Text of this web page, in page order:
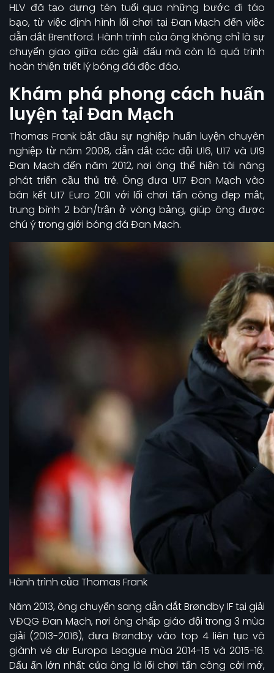
HLV đã tạo dựng tên tuổi qua những bước đi táo
bạo, từ việc định hình lối chơi tại Đan Mạch đến việc
dẫn dắt Brentford. Hành trình của ông không chỉ là sự
chuyển giao giữa các giải đấu mà còn là quá trình
hoàn thiện triết lý bóng đá độc đáo.
Khám phá phong cách huấn
luyện tại Đan Mạch
Thomas Frank bắt đầu sự nghiệp huấn luyện chuyên
nghiệp từ năm 2008, dẫn dắt các đội U16, U17 và U19
Đan Mạch đến năm 2012, nơi ông thể hiện tài năng
phát triển cầu thủ trẻ. Ông đưa U17 Đan Mạch vào
bán kết U17 Euro 2011 với lối chơi tấn công đẹp mắt,
trung bình 2 bàn/trận ở vòng bảng, giúp ông được
chú ý trong giới bóng đá Đan Mạch.
Hành trình của Thomas Frank
Năm 2013, ông chuyển sang dẫn dắt Brøndby IF tại giải
VĐQG Đan Mạch, nơi ông chấp giáo đội trong 3 mùa
giải (2013-2016), đưa Brøndby vào top 4 liên tục và
giành vé dự Europa League mùa 2014-15 và 2015-16.
Dấu ấn lớn nhất của ông là lối chơi tấn công cởi mở,